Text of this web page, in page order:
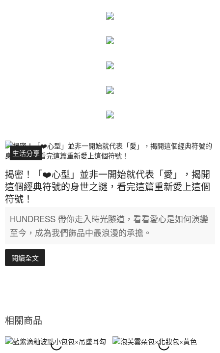
生活分享
揭密！「❤️心型」並非一開始就代表「愛」，揭開
這個經典符號的身世之謎，看完這篇重新愛上這個
符號！
HUNDRESS 帶你走入時光隧道，看看愛心是如何演變
至今，成為我們飾品中最浪漫的承擔。
閱讀全文
相關商品